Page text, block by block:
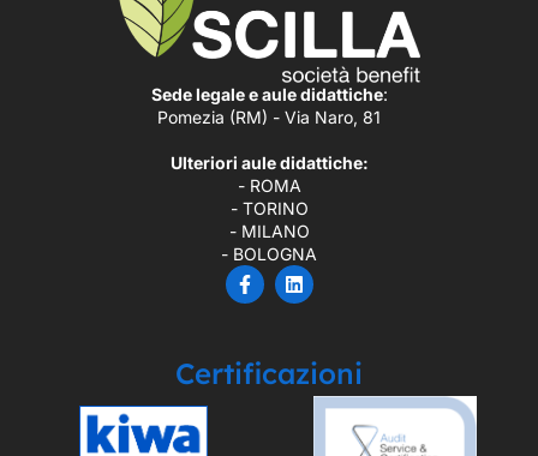
Sede legale e aule didattiche:
Pomezia (RM) - Via Naro, 81
Ulteriori aule didattiche:
- ROMA
- TORINO
- MILANO
- BOLOGNA
Certificazioni